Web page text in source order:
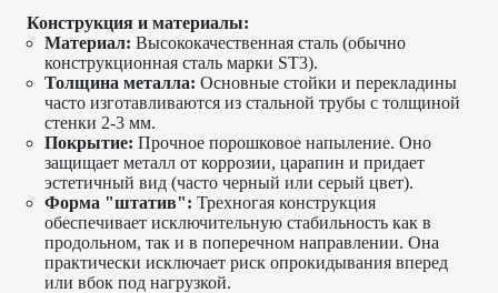
Конструкция и материалы:
Материал: Высококачественная сталь (обычно
конструкционная сталь марки ST3).
Толщина металла: Основные стойки и перекладины
часто изготавливаются из стальной трубы с толщиной
стенки 2-3 мм.
Покрытие: Прочное порошковое напыление. Оно
защищает металл от коррозии, царапин и придает
эстетичный вид (часто черный или серый цвет).
Форма "штатив": Трехногая конструкция
обеспечивает исключительную стабильность как в
продольном, так и в поперечном направлении. Она
практически исключает риск опрокидывания вперед
или вбок под нагрузкой.